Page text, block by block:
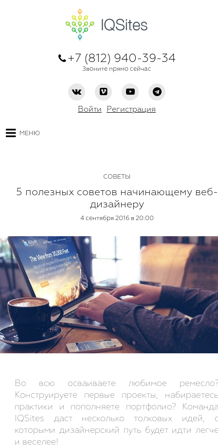
+7 (812) 940-39-34
Звоните прямо сейчас
Войти Регистрация
МЕНЮ
СОВЕТЫ
5 полезных советов начинающему веб-
дизайнеру
4 сентября 2016 в 20:00
Во всю осваиваете любимое
Конструируете первые проекты,
практики и пополняете портфолио?
IQSites даст несколько толковых идей,
которыми дизайнерский путь будет идти
и веселее!